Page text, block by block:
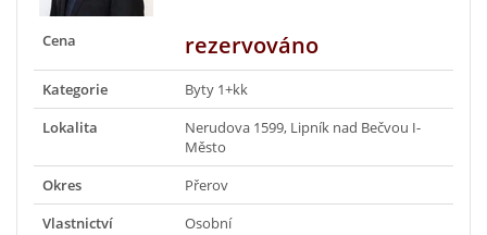
Cena rezervováno
Kategorie
Byty 1+kk
Lokalita
Nerudova 1599, Lipník nad Bečvou I-
Město
Okres
Přerov
Vlastnictví
Osobní